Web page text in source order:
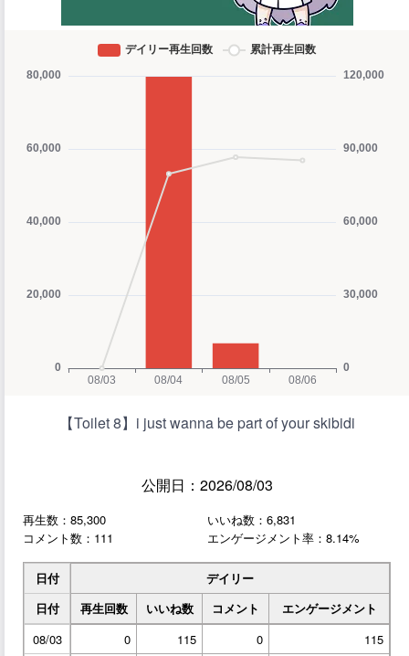
【Toilet 8】i just wanna be part of your skibidi
公開日：2026/08/03
再生数：85,300
いいね数：6,831
コメント数：111
エンゲージメント率：8.14%
日付
デイリー
日付
再生回数 いいね数 コメント
エンゲージメント
08/03
0 115 0
115